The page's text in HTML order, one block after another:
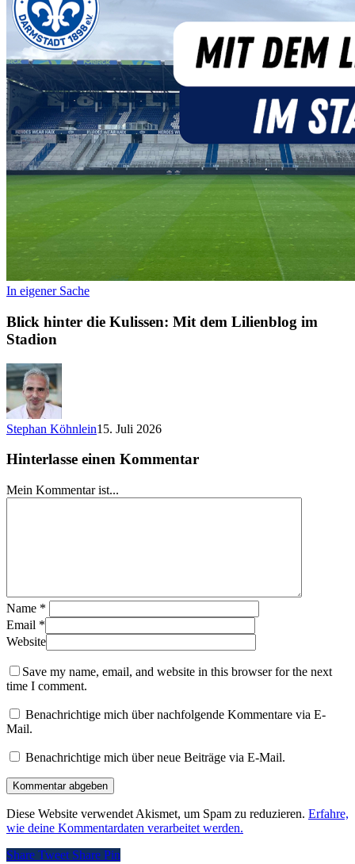
In eigener Sache
Blick hinter die Kulissen: Mit dem Lilienblog im
Stadion
Stephan Köhnlein15. Juli 2026
Hinterlasse einen Kommentar
Mein Kommentar ist...
Name *
Email *
Website
Save my name, email, and website in this browser for the next
time I comment.
Benachrichtige mich über nachfolgende Kommentare via E-
Mail.
Benachrichtige mich über neue Beiträge via E-Mail.
Diese Website verwendet Akismet, um Spam zu reduzieren. Erfahre,
wie deine Kommentardaten verarbeitet werden.
Share Tweet Share Pin